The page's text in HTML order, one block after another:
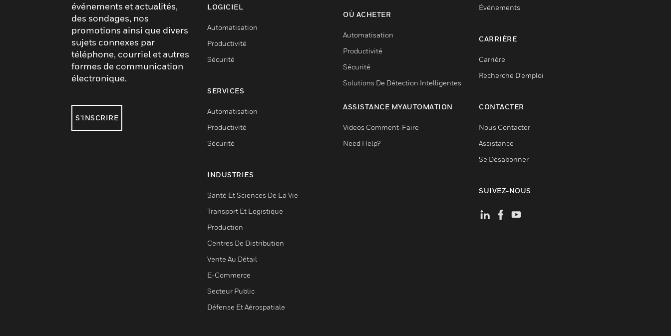
événements et actualités,
des sondages, nos
promotions ainsi que divers
sujets connexes par
téléphone, courriel et autres
formes de communication
électronique.
S'INSCRIRE
LOGICIEL
Automatisation
Productivité
Sécurité
SERVICES
Automatisation
Productivité
Sécurité
INDUSTRIES
Santé Et Sciences De La Vie
Transport Et Logistique
Production
Centres De Distribution
Vente Au Détail
E-Commerce
Secteur Public
Défense Et Aérospatiale
OÙ ACHETER
Automatisation
Productivité
Sécurité
Solutions De Détection Intelligentes
ASSISTANCE MYAUTOMATION
Videos Comment-Faire
Need Help?
Événements
CARRIÈRE
Carrière
Recherche D'emploi
CONTACTER
Nous Contacter
Assistance
Se Désabonner
SUIVEZ-NOUS